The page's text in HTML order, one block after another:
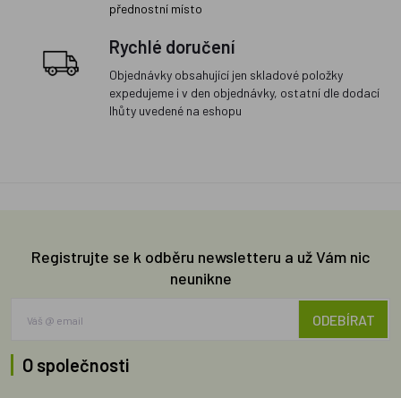
přednostní místo
Rychlé doručení
Objednávky obsahující jen skladové položky
expedujeme i v den objednávky, ostatní dle dodací
lhůty uvedené na eshopu
Registrujte se k odběru newsletteru a už Vám nic
neunikne
ODEBÍRAT
O společnosti